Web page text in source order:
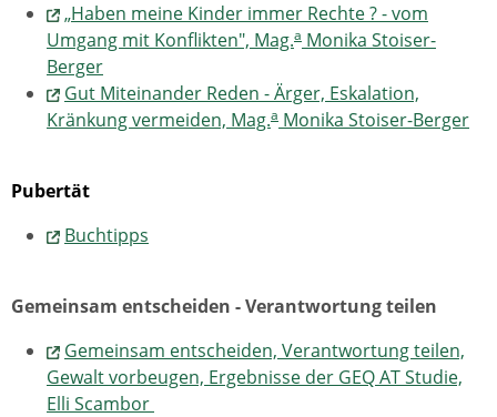
„Haben meine Kinder immer Rechte ? - vom
Umgang mit Konflikten", Mag.a Monika Stoiser-
Berger
Gut Miteinander Reden - Ärger, Eskalation,
Kränkung vermeiden, Mag.a Monika Stoiser-Berger
Pubertät
Buchtipps
Gemeinsam entscheiden - Verantwortung teilen
Gemeinsam entscheiden, Verantwortung teilen,
Gewalt vorbeugen, Ergebnisse der GEQ AT Studie,
Elli Scambor